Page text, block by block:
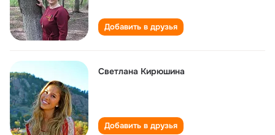
Добавить в друзья
Светлана Кирюшина
Добавить в друзья